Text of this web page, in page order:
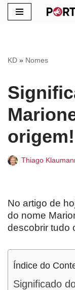
conteúdo
KD » Nomes
origem!
Thiago
No artigo de
do nome
descobrir tudo
Índice do
Significado